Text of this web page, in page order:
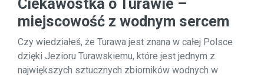
Ciekawostka o Turawie –
miejscowość z wodnym sercem
Czy wiedziałeś, że Turawa jest znana w całej Polsce
dzięki Jezioru Turawskiemu, które jest jednym z
największych sztucznych zbiorników wodnych w